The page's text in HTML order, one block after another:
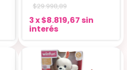
$29.998,89
3x$8.819,67 sin
interés